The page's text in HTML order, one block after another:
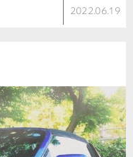
2022.06.19